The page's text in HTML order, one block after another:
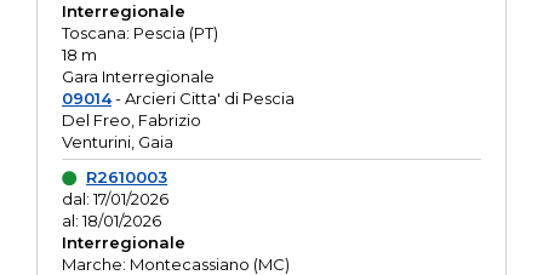
Interregionale
Toscana: Pescia (PT)
18 m
Gara Interregionale
09014- Arcieri Citta' di Pescia
Del Freo, Fabrizio
Venturini, Gaia
R2610003
dal: 17/01/2026
al: 18/01/2026
Interregionale
Marche: Montecassiano (MC)